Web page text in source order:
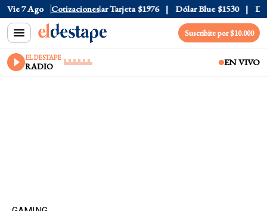
Vie 7 Ago Cotizaciones
Oficial $1520 Dólar Tarjeta $1976 Dólar Blue $1530
Suscribite por $10.000
EL DESTAPE
RADIO EN VIVO